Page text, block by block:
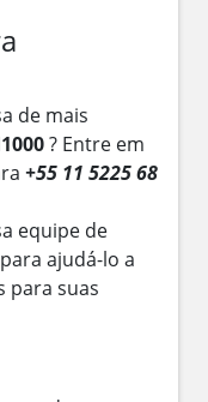
de mais
? Entre em
+55 11 5225 68
equipe de
ajudá-lo a
para suas